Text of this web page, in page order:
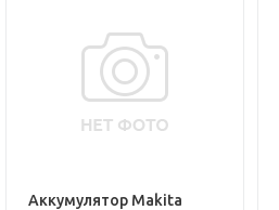
Аккумулятор Makita